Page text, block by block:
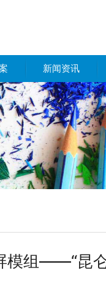
新闻资讯
模组——“昆